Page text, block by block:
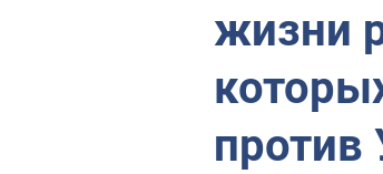
жизни
против